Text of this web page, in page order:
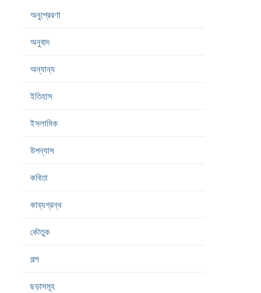
অনুপ্রেরণা
অনুবাদ
অন্যান্য
ইতিহাস
ইসলামিক
উপন্যাস
কবিতা
কাব্যগ্রন্থ
কৌতুক
গল্প
ছড়াসমূহ